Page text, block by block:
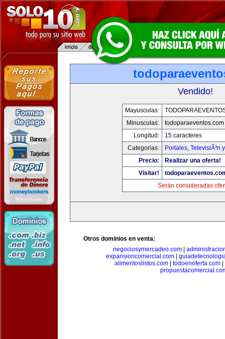
Vendido!
Mayusculas:
Minusculas:
todoparaeventos.com
Longitud:
15 caracteres
Categorias:
Portales, TelevisiÃ³n
Precio:
Realizar una oferta!
Visitar!
Serán consideradas
Otros dominios en venta:
negociosymercadeo.com|
expansioncomercial.com|
alimentoslistos.com| todoenoferta.com|